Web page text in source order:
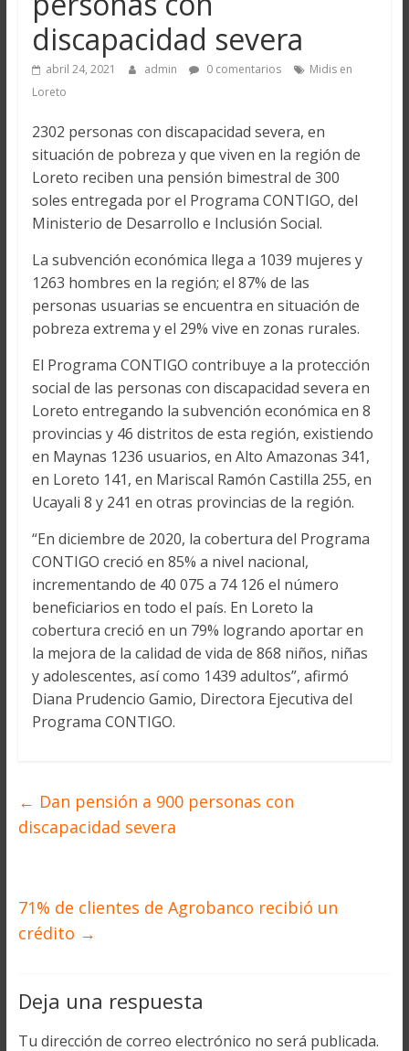
discapacidad severa
abril 24, 2021 admin 0 comentarios
Midis en
Loreto
2302 personas con discapacidad severa, en
situación de pobreza y que viven en la región de
Loreto reciben una pensión bimestral de 300
soles entregada por el Programa CONTIGO, del
Ministerio de Desarrollo e Inclusión Social.
La subvención económica llega a 1039 mujeres y
1263 hombres en la región; el 87% de las
personas usuarias se encuentra en situación de
pobreza extrema y el 29% vive en zonas rurales.
El Programa CONTIGO contribuye a la protección
social de las personas con discapacidad severa en
Loreto entregando la subvención económica en 8
provincias y 46 distritos de esta región, existiendo
en Maynas 1236 usuarios, en Alto Amazonas 341,
en Loreto 141, en Mariscal Ramón Castilla 255, en
Ucayali 8 y 241 en otras provincias de la región.
“En diciembre de 2020, la cobertura del Programa
CONTIGO creció en 85% a nivel nacional,
incrementando de 40 075 a 74 126 el número
beneficiarios en todo el país. En Loreto la
cobertura creció en un 79% logrando aportar en
la mejora de la calidad de vida de 868 niños, niñas
y adolescentes, así como 1439 adultos”, afirmó
Diana Prudencio Gamio, Directora Ejecutiva del
Programa CONTIGO.
← Dan pensión a 900 personas con
discapacidad severa
71% de clientes de Agrobanco recibió un
crédito →
Deja una respuesta
Tu dirección de correo electrónico no será publicada.